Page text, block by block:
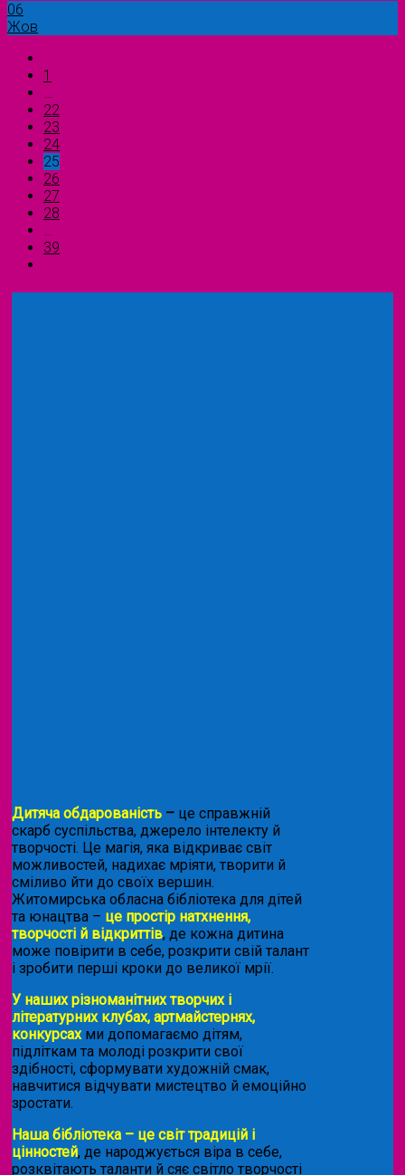
06
Жов
1
…
22
23
24
25
26
27
28
…
39
Дитяча обдарованість – це справжній
скарб суспільства, джерело інтелекту й
творчості. Це магія, яка відкриває світ
можливостей, надихає мріяти, творити й
сміливо йти до своїх вершин.
Житомирська обласна бібліотека для дітей
та юнацтва – це простір натхнення,
творчості й відкриттів, де кожна дитина
може повірити в себе, розкрити свій талант
і зробити перші кроки до великої мрії.
У наших різноманітних творчих і
літературних клубах, артмайстернях,
конкурсахми допомагаємо дітям,
підліткам та молоді розкрити свої
здібності, сформувати художній смак,
навчитися відчувати мистецтво й емоційно
зростати.
Наша бібліотека – це світ традицій і
цінностей, де народжується віра в себе,
розквітають таланти й сяє світло творчості